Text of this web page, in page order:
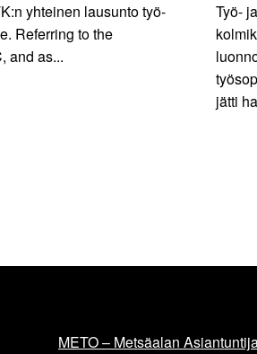
yhteinen lausunto työ-
Referring to the
and as...
Työ-
jätti
METO – Metsäalan